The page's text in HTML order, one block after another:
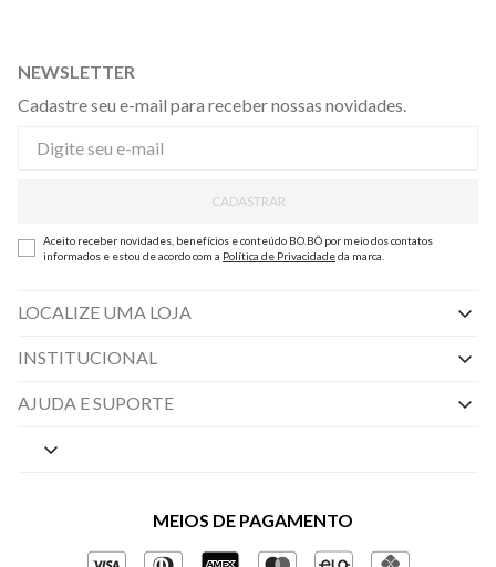
NEWSLETTER
Cadastre seu e-mail para receber nossas novidades.
CADASTRAR
Aceito receber novidades, benefícios e conteúdo BO.BÔ por meio dos contatos
informados e estou de acordo com a Política de Privacidadeda marca.
LOCALIZE UMA LOJA
INSTITUCIONAL
Nossas Lojas
Políticas de Privacidade
Gestão de Privacidade
AJUDA E SUPORTE
Central de Preferências
Perguntas frequentes
Regulamentos e Promoções
MEIOS DE PAGAMENTO